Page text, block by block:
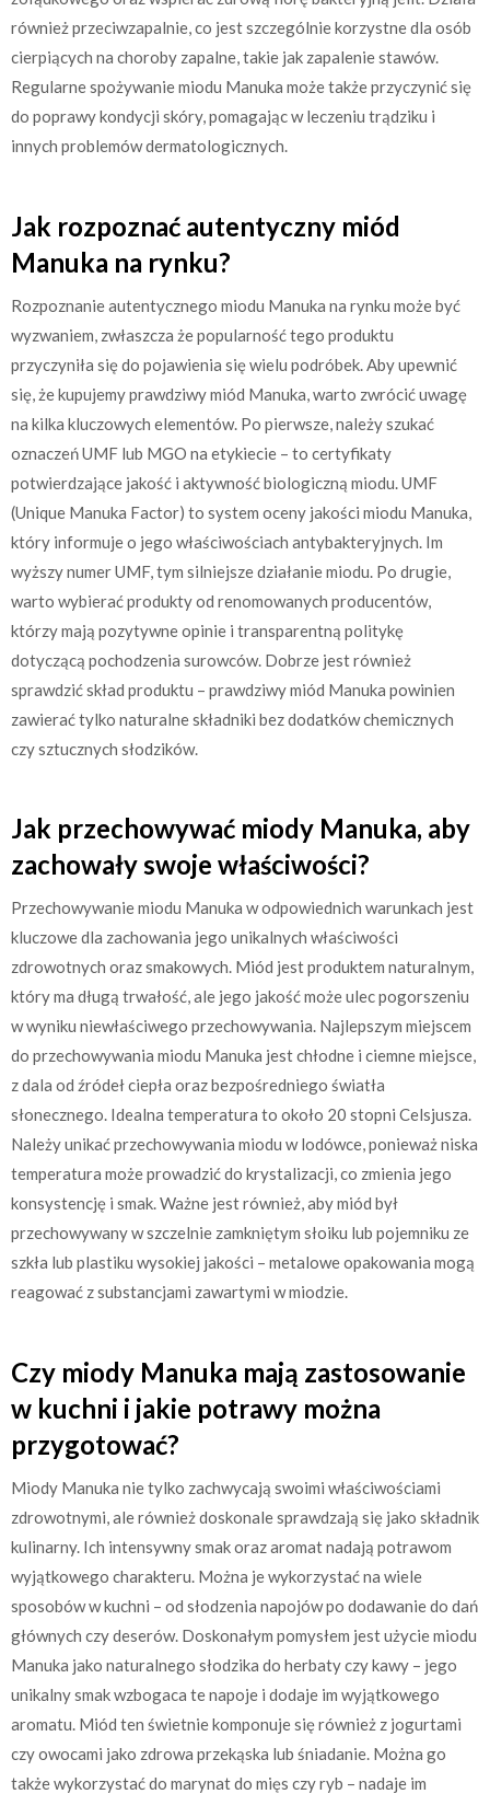
również przeciwzapalnie, co jest szczególnie korzystne dla osób
cierpiących na choroby zapalne, takie jak zapalenie stawów.
Regularne spożywanie miodu Manuka może także przyczynić się
do poprawy kondycji skóry, pomagając w leczeniu trądziku i
innych problemów dermatologicznych.
Jak rozpoznać autentyczny miód
Manuka na rynku?
Rozpoznanie autentycznego miodu Manuka na rynku może być
wyzwaniem, zwłaszcza że popularność tego produktu
przyczyniła się do pojawienia się wielu podróbek. Aby upewnić
się, że kupujemy prawdziwy miód Manuka, warto zwrócić uwagę
na kilka kluczowych elementów. Po pierwsze, należy szukać
oznaczeń UMF lub MGO na etykiecie – to certyfikaty
potwierdzające jakość i aktywność biologiczną miodu. UMF
(Unique Manuka Factor) to system oceny jakości miodu Manuka,
który informuje o jego właściwościach antybakteryjnych. Im
wyższy numer UMF, tym silniejsze działanie miodu. Po drugie,
warto wybierać produkty od renomowanych producentów,
którzy mają pozytywne opinie i transparentną politykę
dotyczącą pochodzenia surowców. Dobrze jest również
sprawdzić skład produktu – prawdziwy miód Manuka powinien
zawierać tylko naturalne składniki bez dodatków chemicznych
czy sztucznych słodzików.
Jak przechowywać miody Manuka, aby
zachowały swoje właściwości?
Przechowywanie miodu Manuka w odpowiednich warunkach jest
kluczowe dla zachowania jego unikalnych właściwości
zdrowotnych oraz smakowych. Miód jest produktem naturalnym,
który ma długą trwałość, ale jego jakość może ulec pogorszeniu
w wyniku niewłaściwego przechowywania. Najlepszym miejscem
do przechowywania miodu Manuka jest chłodne i ciemne miejsce,
z dala od źródeł ciepła oraz bezpośredniego światła
słonecznego. Idealna temperatura to około 20 stopni Celsjusza.
Należy unikać przechowywania miodu w lodówce, ponieważ niska
temperatura może prowadzić do krystalizacji, co zmienia jego
konsystencję i smak. Ważne jest również, aby miód był
przechowywany w szczelnie zamkniętym słoiku lub pojemniku ze
szkła lub plastiku wysokiej jakości – metalowe opakowania mogą
reagować z substancjami zawartymi w miodzie.
Czy miody Manuka mają zastosowanie
w kuchni i jakie potrawy można
przygotować?
Miody Manuka nie tylko zachwycają swoimi właściwościami
zdrowotnymi, ale również doskonale sprawdzają się jako składnik
kulinarny. Ich intensywny smak oraz aromat nadają potrawom
wyjątkowego charakteru. Można je wykorzystać na wiele
sposobów w kuchni – od słodzenia napojów po dodawanie do dań
głównych czy deserów. Doskonałym pomysłem jest użycie miodu
Manuka jako naturalnego słodzika do herbaty czy kawy – jego
unikalny smak wzbogaca te napoje i dodaje im wyjątkowego
aromatu. Miód ten świetnie komponuje się również z jogurtami
czy owocami jako zdrowa przekąska lub śniadanie. Można go
także wykorzystać do marynat do mięs czy ryb – nadaje im